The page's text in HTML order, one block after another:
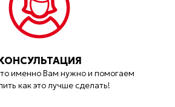
именно Вам нужно и помогаем
как это лучше сделать!